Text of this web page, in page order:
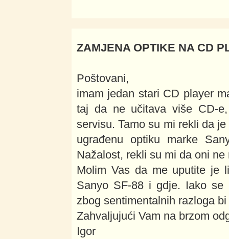
ZAMJENA OPTIKE NA CD
Poštovani,
imam jedan stari CD player
taj da ne učitava više CD-
servisu. Tamo su mi rekli da
ugrađenu optiku marke
Nažalost, rekli su mi da oni
Molim Vas da me uputite je
Sanyo SF-88 i gdje. Iako
zbog sentimentalnih razloga
Zahvaljujući Vam na brzom
Igor